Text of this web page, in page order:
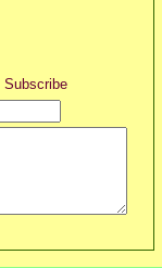
Subscribe